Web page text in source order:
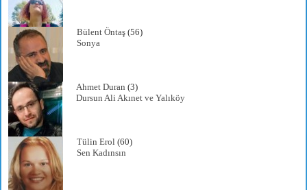
Bülent Öntaş (56)
Sonya
Ahmet Duran (3)
Dursun Ali Akınet ve Yalıköy
Tülin Erol (60)
Sen Kadınsın